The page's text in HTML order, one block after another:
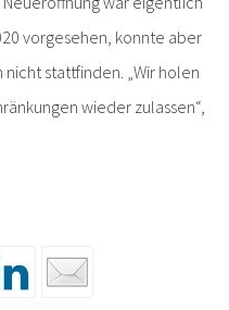
vorgesehen, konnte aber
stattfinden. „Wir holen
wieder zulassen“,